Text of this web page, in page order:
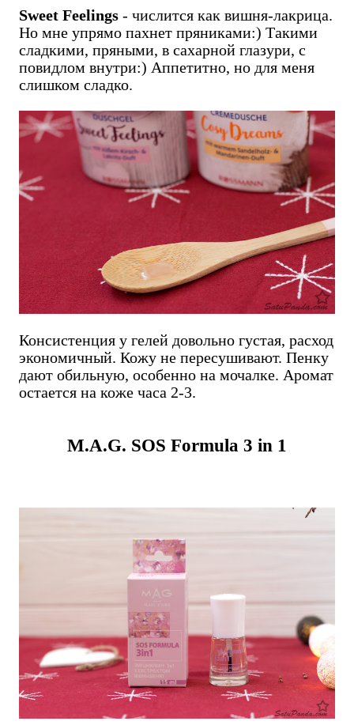
Sweet Feelings - числится как вишня-лакрица.
Но мне упрямо пахнет пряниками:) Такими
сладкими, пряными, в сахарной глазури, с
повидлом внутри:) Аппетитно, но для меня
слишком сладко.
Консистенция у гелей довольно густая, расход
экономичный. Кожу не пересушивают. Пенку
дают обильную, особенно на мочалке. Аромат
остается на коже часа 2-3.
M.A.G. SOS Formula 3 in 1